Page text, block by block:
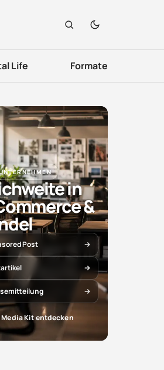
Life Formate
in
&
Post
Media Kit entdecken